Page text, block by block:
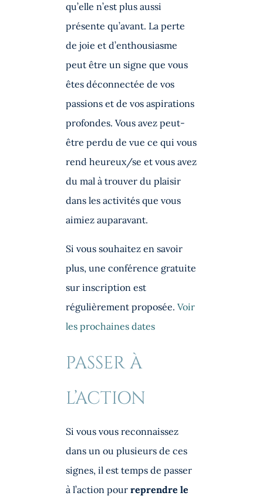
qu’elle n’est plus aussi
présente qu’avant. La perte
de joie et d’enthousiasme
peut être un signe que vous
êtes déconnectée de vos
passions et de vos aspirations
profondes. Vous avez peut-
être perdu de vue ce qui vous
rend heureux/se et vous avez
du mal à trouver du plaisir
dans les activités que vous
aimiez auparavant.
Si vous souhaitez en savoir
plus, une conférence gratuite
sur inscription est
régulièrement proposée. Voir
les prochaines dates
PASSER À
L’ACTION
Si vous vous reconnaissez
dans un ou plusieurs de ces
signes, il est temps de passer
à l’action pour reprendre le